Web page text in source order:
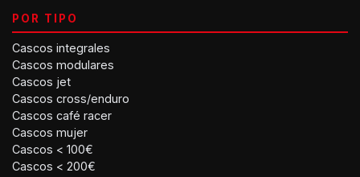
POR TIPO
Cascos integrales
Cascos modulares
Cascos jet
Cascos cross/enduro
Cascos café racer
Cascos mujer
Cascos < 100€
Cascos < 200€